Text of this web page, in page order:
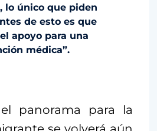
lo único que piden
de esto es que
apoyo para una
médica”.
panorama para la